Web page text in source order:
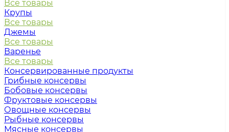
Все товары
Крупы
Все товары
Джемы
Все товары
Варенье
Все товары
Консервированные продукты
Грибные консервы
Бобовые консервы
Фруктовые консервы
Овощные консервы
Рыбные консервы
Мясные консервы